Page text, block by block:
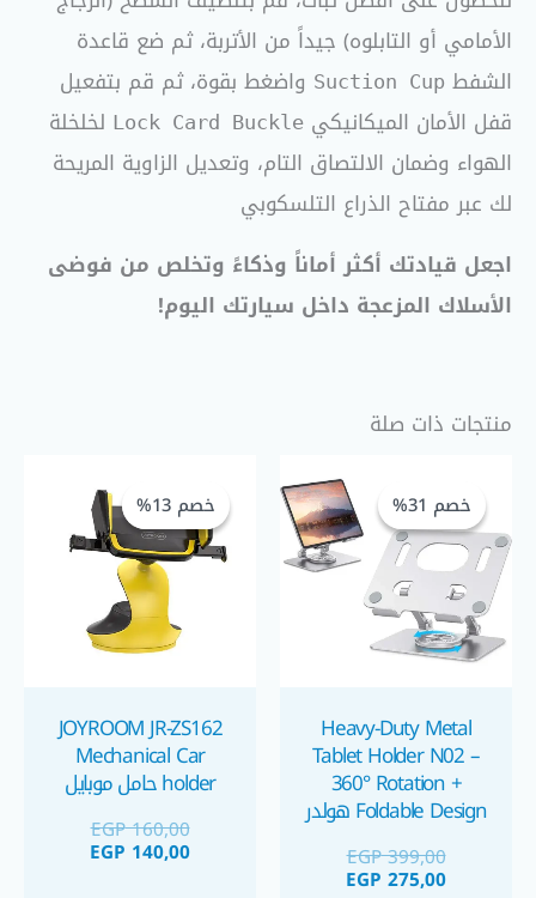
الأمامي أو التابلوه) جيداً من الأتربة، ثم ضع قاعدة
الشفط Suction Cup واضغط بقوة، ثم قم بتفعيل
قفل الأمان الميكانيكي Lock Card Buckle لخلخلة
الهواء وضمان الالتصاق التام، وتعديل الزاوية المريحة
لك عبر مفتاح الذراع التلسكوبي
اجعل قيادتك أكثر أماناً وذكاءً وتخلص من فوضى
الأسلاك المزعجة داخل سيارتك اليوم!
منتجات ذات صلة
خصم 31%
خصم 31%
Heavy-Duty Metal
Tablet Holder N02 –
360° Rotation +
Foldable Design هولدر
EGP399,00
الأصلي
هو:
EGP 399,00.
EGP 275,00
الحالي
هو:
EGP 275,00.
خصم 13%
خصم 13%
JOYROOM JR-ZS162
Mechanical Car
holder حامل موبايل
EGP160,00
هو:
160,00.
EGP 140,00
140,00.